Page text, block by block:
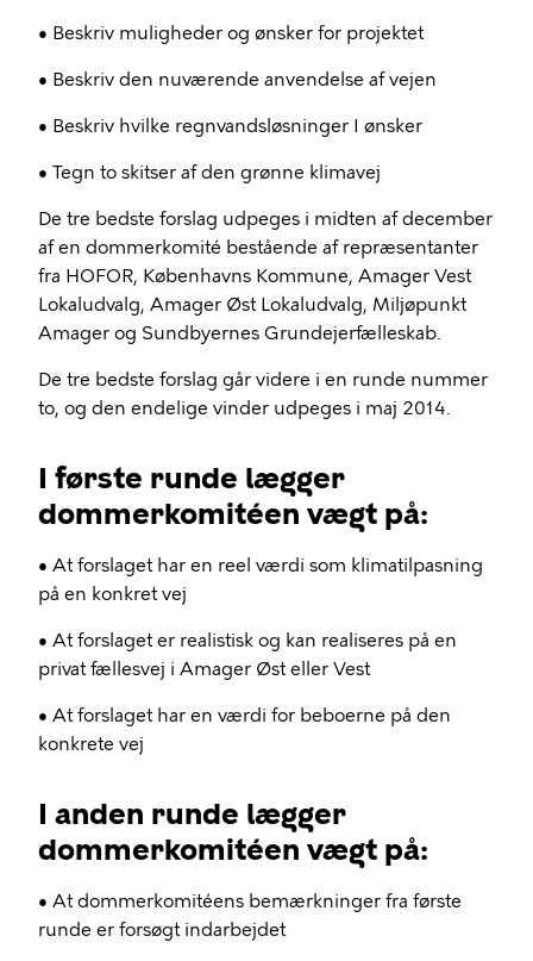
• Beskriv muligheder og ønsker for projektet
• Beskriv den nuværende anvendelse af vejen
• Beskriv hvilke regnvandsløsninger I ønsker
• Tegn to skitser af den grønne klimavej
De tre bedste forslag udpeges i midten af december
af en dommerkomité bestående af repræsentanter
fra HOFOR, Københavns Kommune, Amager Vest
Lokaludvalg, Amager Øst Lokaludvalg, Miljøpunkt
Amager og Sundbyernes Grundejerfælleskab.
De tre bedste forslag går videre i en runde nummer
to, og den endelige vinder udpeges i maj 2014.
I første runde lægger
dommerkomitéen vægt på:
• At forslaget har en reel værdi som klimatilpasning
på en konkret vej
• At forslaget er realistisk og kan realiseres på en
privat fællesvej i Amager Øst eller Vest
• At forslaget har en værdi for beboerne på den
konkrete vej
I anden runde lægger
dommerkomitéen vægt på:
• At dommerkomitéens bemærkninger fra første
runde er forsøgt indarbejdet